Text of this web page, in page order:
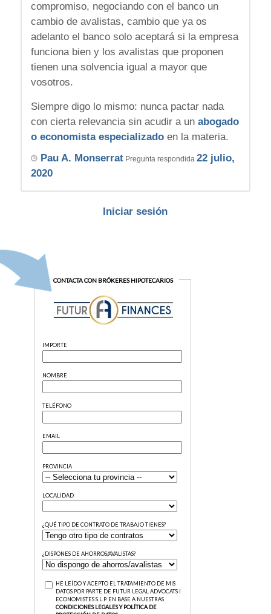
compromiso, negociando con el banco un
cambio de avalistas, cambio que ya os
adelanto el banco solo aceptará si la empresa
funciona bien y los avalistas que proponen
tienen una solvencia igual a mayor que
vosotros.
Siempre digo lo mismo: nunca pactar nada
con cierta relevancia sin acudir a un abogado
o economista especializadoen la materia.
Pau A. MonserratPregunta respondida 22 julio,
2020
Iniciar sesión